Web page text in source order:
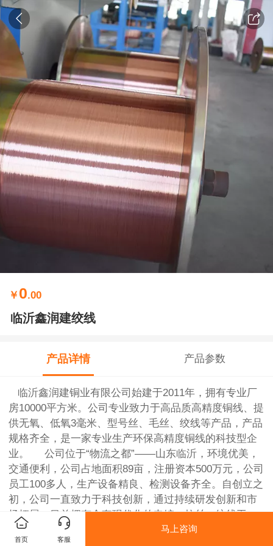
￥ 0.00
临沂鑫润建绞线
产品详情 产品参数
临沂鑫润建铜业有限公司始建于2011年，拥有专业厂
房10000平方米。公司专业致力于高品质高精度铜线、提
供无氧、低氧3毫米、型号丝、毛丝、绞线等产品，产品
规格齐全，是一家专业生产环保高精度铜线的科技型企
业。 公司位于“物流之都”——山东临沂，环境优美，
交通便利，公司占地面积89亩，注册资本500万元，公司
员工100多人，生产设备精良、检测设备齐全。自创立之
初，公司一直致力于科技创新，通过持续研发创新和市
场拓展，目前拥有全套现代化的电镀、拉丝、绞线工
艺、设备...
首页 客服
马上咨询